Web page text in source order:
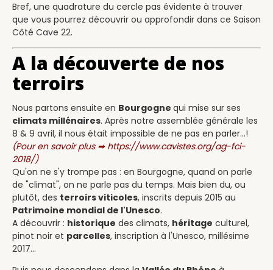
Bref, une quadrature du cercle pas évidente à trouver
que vous pourrez découvrir ou approfondir dans ce Saison
Côté Cave 22.
A la découverte de nos
terroirs
Nous partons ensuite en Bourgogne qui mise sur ses
climats millénaires. Après notre assemblée générale les
8 & 9 avril, il nous était impossible de ne pas en parler...!
(Pour en savoir plus ➡ https://www.cavistes.org/ag-fci-
2018/)
Qu'on ne s'y trompe pas : en Bourgogne, quand on parle
de "climat", on ne parle pas du temps. Mais bien du, ou
plutôt, des terroirs viticoles, inscrits depuis 2015 au
Patrimoine mondial de l'Unesco.
A découvrir : historique des climats, héritage culturel,
pinot noir et parcelles, inscription à l'Unesco, millésime
2017...